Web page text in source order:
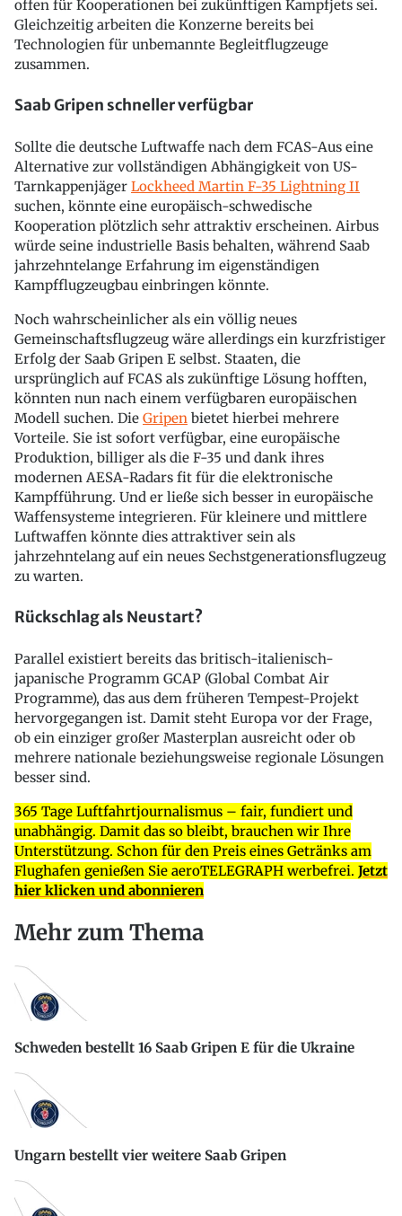
offen für Kooperationen bei zukünftigen Kampfjets sei.
Gleichzeitig arbeiten die Konzerne bereits bei
Technologien für unbemannte Begleitflugzeuge
zusammen.
Saab Gripen schneller verfügbar
Sollte die deutsche Luftwaffe nach dem FCAS-Aus eine
Alternative zur vollständigen Abhängigkeit von US-
Tarnkappenjäger Lockheed Martin F-35 Lightning II
suchen, könnte eine europäisch-schwedische
Kooperation plötzlich sehr attraktiv erscheinen. Airbus
würde seine industrielle Basis behalten, während Saab
jahrzehntelange Erfahrung im eigenständigen
Kampfflugzeugbau einbringen könnte.
Noch wahrscheinlicher als ein völlig neues
Gemeinschaftsflugzeug wäre allerdings ein kurzfristiger
Erfolg der Saab Gripen E selbst. Staaten, die
ursprünglich auf FCAS als zukünftige Lösung hofften,
könnten nun nach einem verfügbaren europäischen
Modell suchen. Die Gripen bietet hierbei mehrere
Vorteile. Sie ist sofort verfügbar, eine europäische
Produktion, billiger als die F-35 und dank ihres
modernen AESA-Radars fit für die elektronische
Kampfführung. Und er ließe sich besser in europäische
Waffensysteme integrieren. Für kleinere und mittlere
Luftwaffen könnte dies attraktiver sein als
jahrzehntelang auf ein neues Sechstgenerationsflugzeug
zu warten.
Rückschlag als Neustart?
Parallel existiert bereits das britisch-italienisch-
japanische Programm GCAP (Global Combat Air
Programme), das aus dem früheren Tempest-Projekt
hervorgegangen ist. Damit steht Europa vor der Frage,
ob ein einziger großer Masterplan ausreicht oder ob
mehrere nationale beziehungsweise regionale Lösungen
besser sind.
365 Tage Luftfahrtjournalismus – fair, fundiert und
unabhängig. Damit das so bleibt, brauchen wir Ihre
Unterstützung. Schon für den Preis eines Getränks am
Flughafen genießen Sie aeroTELEGRAPH werbefrei. Jetzt
hier klicken und abonnieren
Mehr zum Thema
Schweden bestellt 16 Saab Gripen E für die Ukraine
Ungarn bestellt vier weitere Saab Gripen